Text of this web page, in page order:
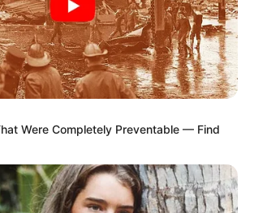
Were Completely Preventable — Find